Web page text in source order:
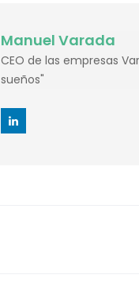
Manuel Varada
CEO de las empresas
sueños"